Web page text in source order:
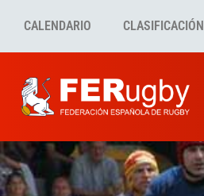
CALENDARIO CLASIFICACIÓN